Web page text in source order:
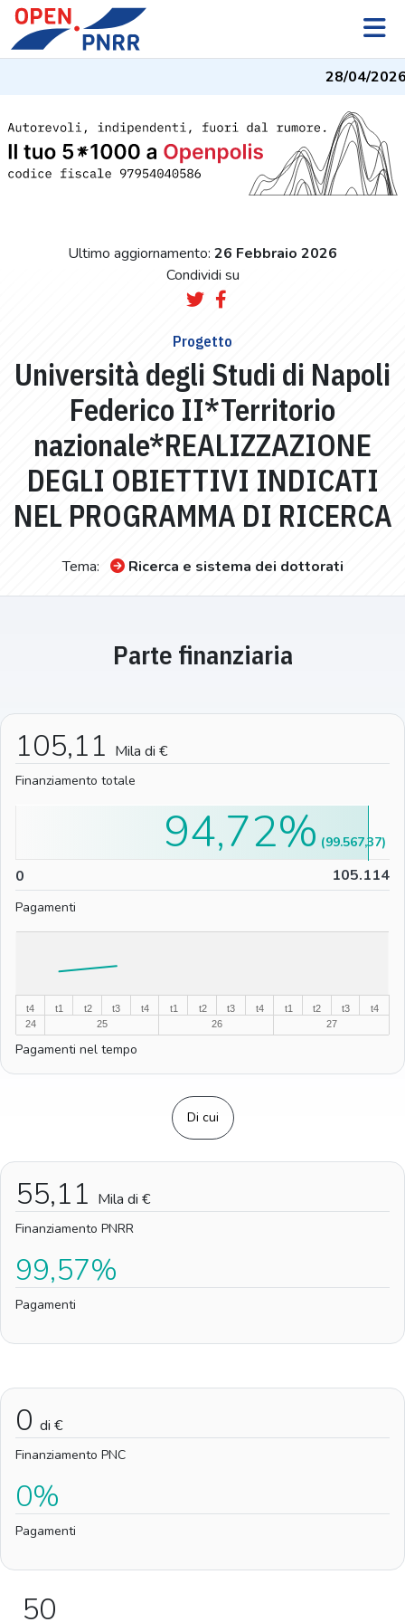
28/04/2026
Ultimo aggiornamento: 26 Febbraio 2026
Condividi su
Progetto
Università degli Studi di Napoli
Federico II*Territorio
nazionale*REALIZZAZIONE
DEGLI OBIETTIVI INDICATI
NEL PROGRAMMA DI RICERCA
Tema: Ricerca e sistema dei dottorati
Parte finanziaria
105,11 Mila di €
Finanziamento totale
0 105.114
94,72% (99.567,37)
Pagamenti
t4
24
t1
25
t2 t3 t4
t1
26
t2 t3 t4
t1
27
t2 t3 t4
Pagamenti nel tempo
Di cui
55,11 Mila di €
Finanziamento PNRR
99,57%
Pagamenti
0 di €
Finanziamento PNC
0%
Pagamenti
50